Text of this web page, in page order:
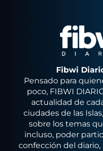
Fibwi
Pensado para
poco, FIBWI
actualidad de
ciudades de las
sobre los temas
incluso, poder
confección del